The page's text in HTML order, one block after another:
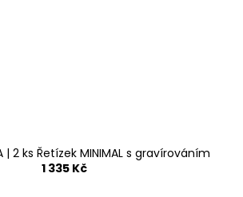
| 2 ks Řetízek MINIMAL s gravírováním
1 335 Kč